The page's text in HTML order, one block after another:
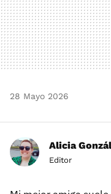
28 Mayo 2026
Alicia
Editor